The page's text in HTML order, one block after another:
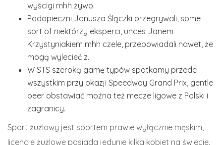
wyścigi mhh żywo.
Podopieczni Janusza Ślączki przegrywali, some
sort of niektórzy eksperci, unces Janem
Krzystyniakiem mhh czele, przepowiadali nawet, że
mogą wylecieć z.
W STS szeroką gamę typów spotkamy przede
wszystkim przy okazji Speedway Grand Prix, gentle
beer obstawiać można też mecze ligowe z Polski i
zagranicy.
Sport żużlowy jest sportem prawie wyłącznie męskim,
licencje żużlowe posiada jedynie kilka kobiet na świecie.